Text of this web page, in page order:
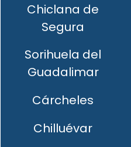
Chiclana de
Segura
Sorihuela del
Guadalimar
Cárcheles
Chilluévar